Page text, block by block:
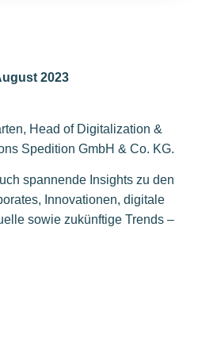
2023
Head of Digitalization &
Spedition GmbH & Co. KG.
spannende Insights zu den
Innovationen, digitale
sowie zukünftige Trends –